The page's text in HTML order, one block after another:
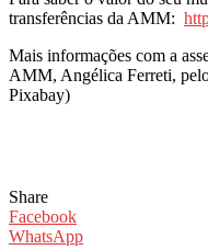
transferências da AMM:
Mais informações com a
AMM, Angélica Ferreti,
Pixabay)
Share
Facebook
WhatsApp